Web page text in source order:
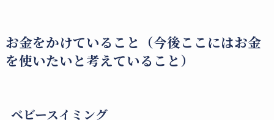
お金をかけていること（今後ここにはお金
を使いたいと考えていること）
ベビースイミング